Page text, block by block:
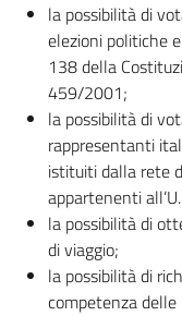
la possibilità di
elezioni politiche
138 della
459/2001;
la possibilità di
rappresentanti
istituiti dalla rete
appartenenti
la possibilità di
di viaggio;
la possibilità di
competenza delle